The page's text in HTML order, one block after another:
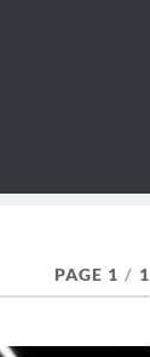
PAGE 1 / 1